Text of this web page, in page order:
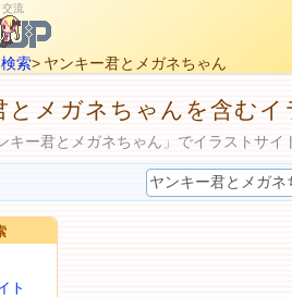
流
索> ヤンキー君とメガネちゃん
とメガネちゃんを含むイ
キー君とメガネちゃん」でイラストサイ
ト